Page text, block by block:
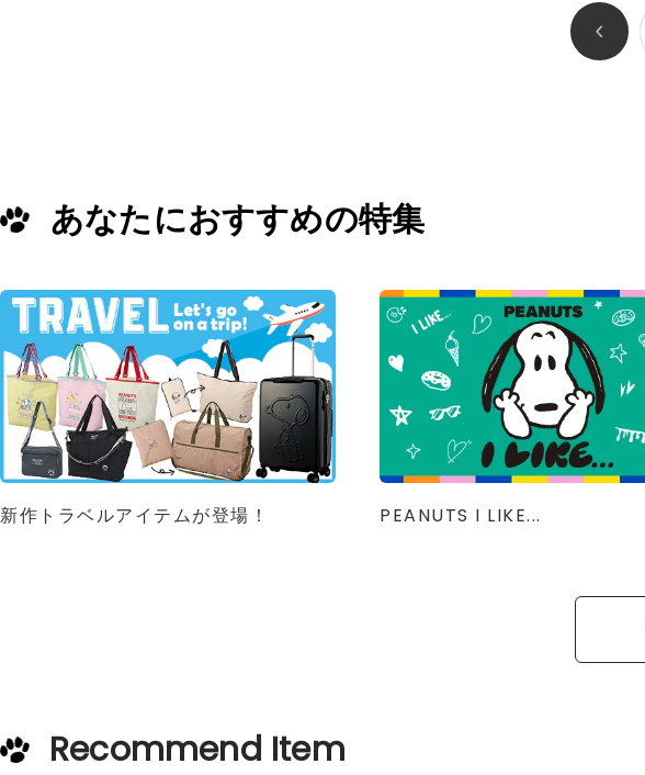
あなたにおすすめの特集
新作トラベルアイテムが登場！ PEANUTS I LIKE...
Recommend Item